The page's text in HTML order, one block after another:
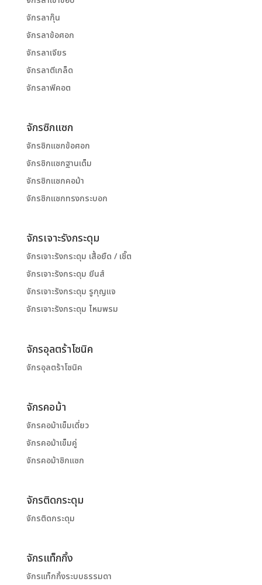
จักรลากุ๊น
จักรลาข้อศอก
จักรลาเจียร
จักรลาตีเกล็ด
จักรลาพีคอต
จักรซิกแซก
จักรซิกแซกข้อศอก
จักรซิกแซกฐานเต็ม
จักรซิกแซกคอม้า
จักรซิกแซกทรงกระบอก
จักรเจาะรังกระดุม
จักรเจาะรังกระดุม เสื้อยืด / เชิ๊ต
จักรเจาะรังกระดุม ยีนส์
จักรเจาะรังกระดุม รูกุญแจ
จักรเจาะรังกระดุม ไหมพรม
จักรอุลตร้าโซนิค
จักรอุลตร้าโซนิค
จักรคอม้า
จักรคอม้าเข็มเดี่ยว
จักรคอม้าเข็มคู่
จักรคอม้าซิกแซก
จักรติดกระดุม
จักรติดกระดุม
จักรแท็กกิ้ง
จักรแท็กกิ้งระบบธรรมดา